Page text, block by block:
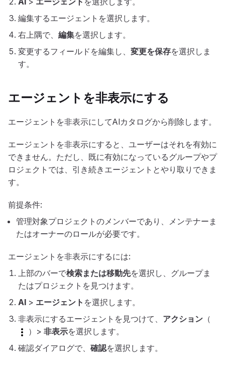
編集するエージェントを選択します。
右上隅で、 編集を選択します。
変更するフィールドを編集し、 変更を保存を選択しま
す。
エージェントを非表示にする
エージェントを非表示にしてAIカタログから削除します。
エージェントを非表示にすると、ユーザーはそれを有効に
できません。ただし、既に有効になっているグループやプ
ロジェクトでは、引き続きエージェントとやり取りできま
す。
前提条件:
管理対象プロジェクトのメンバーであり、メンテナーま
たはオーナーのロールが必要です。
エージェントを非表示にするには:
上部のバーで検索または移動先を選択し、グループま
たはプロジェクトを見つけます。
AI > エージェント を選択します。
非表示にするエージェントを見つけて、 アクション （
）> 非表示を選択します。
確認ダイアログで、 確認を選択します。